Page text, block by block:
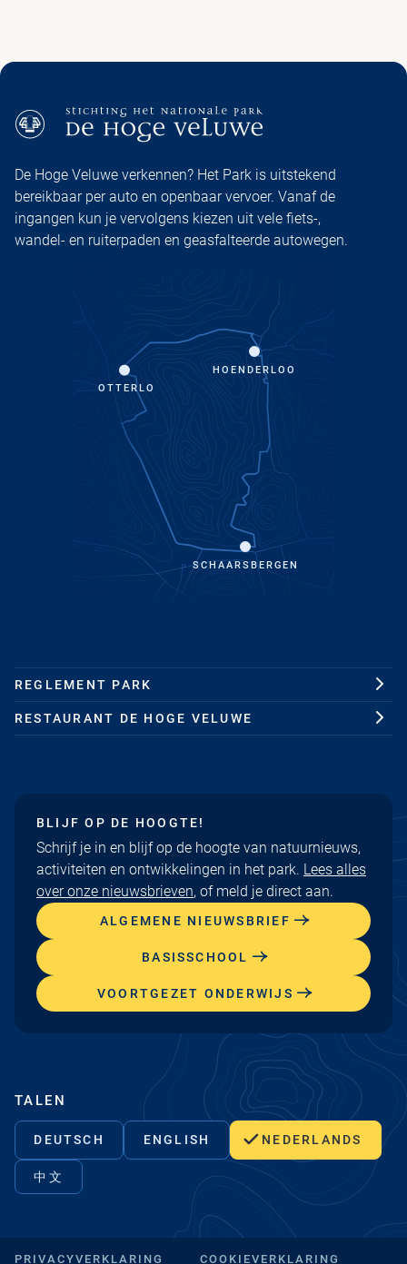
De Hoge Veluwe verkennen? Het Park is uitstekend
bereikbaar per auto en openbaar vervoer. Vanaf de
ingangen kun je vervolgens kiezen uit vele fiets-,
wandel- en ruiterpaden en geasfalteerde autowegen.
SCHAARSBERGEN
OTTERLO
HOENDERLOO
REGLEMENT PARK
RESTAURANT DE HOGE VELUWE
BLIJF OP DE HOOGTE!
Schrijf je in en blijf op de hoogte van natuurnieuws,
activiteiten en ontwikkelingen in het park. Lees alles
over onze nieuwsbrieven, of meld je direct aan.
ALGEMENE NIEUWSBRIEF
BASISSCHOOL
VOORTGEZET ONDERWIJS
TALEN
DEUTSCH ENGLISH NEDERLANDS
中文
PRIVACYVERKLARING COOKIEVERKLARING